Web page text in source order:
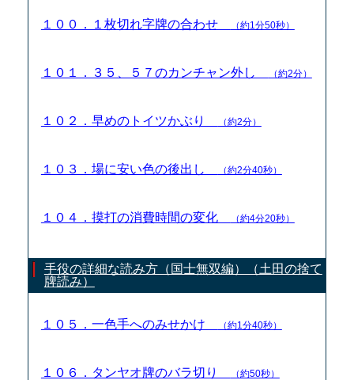
１００．１枚切れ字牌の合わせ （約1分50秒）
１０１．３５、５７のカンチャン外し （約2分）
１０２．早めのトイツかぶり （約2分）
１０３．場に安い色の後出し （約2分40秒）
１０４．摸打の消費時間の変化 （約4分20秒）
手役の詳細な読み方（国士無双編）（土田の捨て
牌読み）
１０５．一色手へのみせかけ （約1分40秒）
１０６．タンヤオ牌のバラ切り （約50秒）